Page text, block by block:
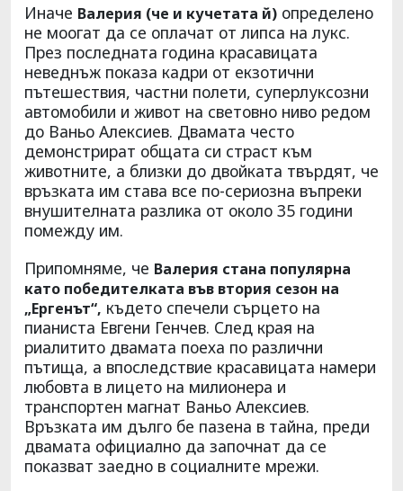
Иначе Валерия (че и кучетата й) определено
не моогат да се оплачат от липса на лукс.
През последната година красавицата
неведнъж показа кадри от екзотични
пътешествия, частни полети, суперлуксозни
автомобили и живот на световно ниво редом
до Ваньо Алексиев. Двамата често
демонстрират общата си страст към
животните, а близки до двойката твърдят, че
връзката им става все по-сериозна въпреки
внушителната разлика от около 35 години
помежду им.
Припомняме, че Валерия стана популярна
като победителката във втория сезон на
„Ергенът“, където спечели сърцето на
пианиста Евгени Генчев. След края на
риалитито двамата поеха по различни
пътища, а впоследствие красавицата намери
любовта в лицето на милионера и
транспортен магнат Ваньо Алексиев.
Връзката им дълго бе пазена в тайна, преди
двамата официално да започнат да се
показват заедно в социалните мрежи.